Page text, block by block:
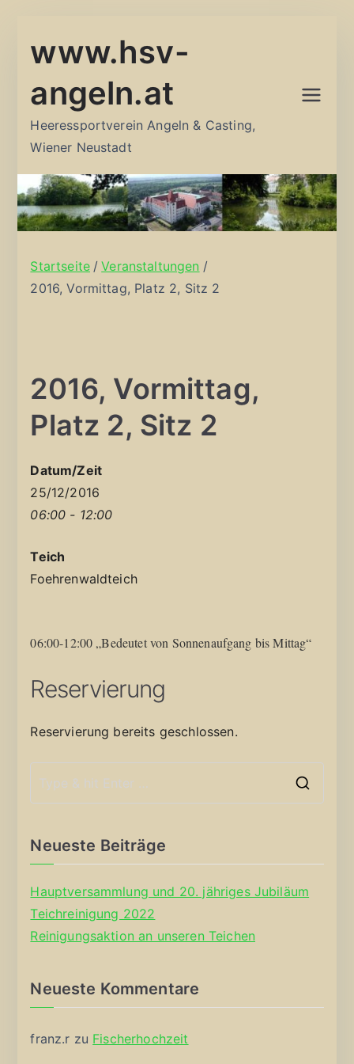
Inhalt
www.hsv-
angeln.at
Heeressportverein Angeln & Casting,
Wiener Neustadt
Startseite
Veranstaltungen
2016, Vormittag, Platz 2, Sitz 2
2016, Vormittag,
Platz 2, Sitz 2
Datum/Zeit
25/12/2016
06:00 - 12:00
Teich
Foehrenwaldteich
06:00-12:00 „Bedeutet von Sonnenaufgang bis Mittag“
Reservierung
Reservierung bereits geschlossen.
Neueste Beiträge
Hauptversammlung und 20. jähriges Jubiläum
Teichreinigung 2022
Reinigungsaktion an unseren Teichen
Neueste Kommentare
franz.r zu Fischerhochzeit